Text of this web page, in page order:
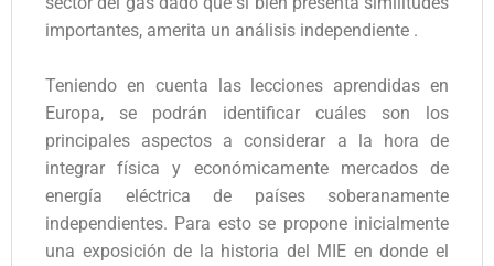
importantes, amerita un análisis independiente .
Teniendo en cuenta las lecciones aprendidas en
Europa, se podrán identificar cuáles son los
principales aspectos a considerar a la hora de
integrar física y económicamente mercados de
energía eléctrica de países soberanamente
independientes. Para esto se propone inicialmente
una exposición de la historia del MIE en donde el